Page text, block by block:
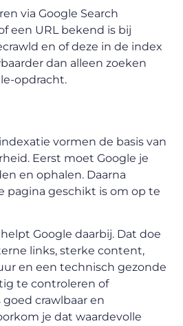
via Google Search
een URL bekend is bij
en of deze in de index
dan alleen zoeken
opdracht.
vormen de basis van
Eerst moet Google je
en ophalen. Daarna
pagina geschikt is om op te
Google daarbij. Dat doe
links, sterke content,
en een technisch gezonde
te controleren of
goed crawlbaar en
je dat waardevolle